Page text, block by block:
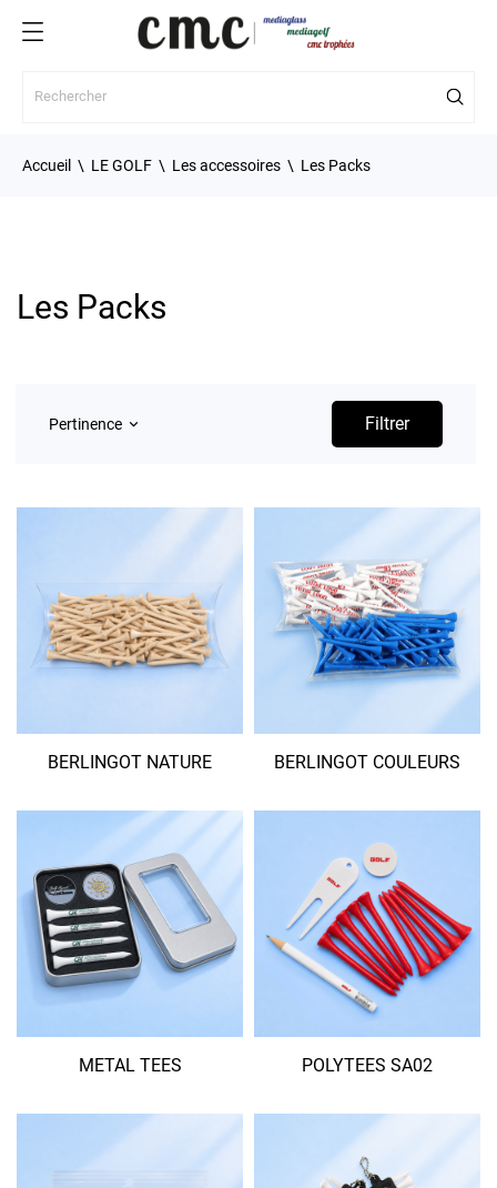
Accueil LE GOLF Les accessoires Les Packs
Les Packs
Pertinence keyboard_arrow_down Filtrer
BERLINGOT NATURE BERLINGOT COULEURS
METAL TEES POLYTEES SA02